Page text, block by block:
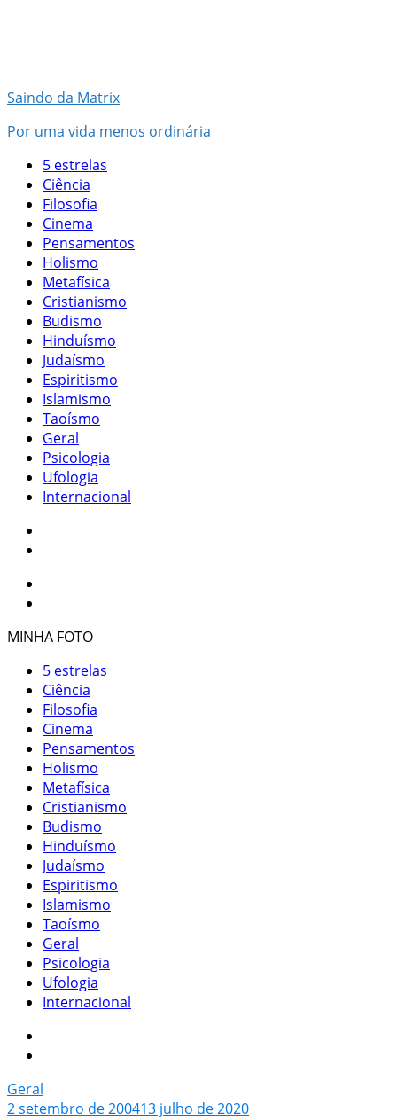
Saindo da Matrix
Por uma vida menos ordinária
5 estrelas
Ciência
Filosofia
Cinema
Pensamentos
Holismo
Metafísica
Cristianismo
Budismo
Hinduísmo
Judaísmo
Espiritismo
Islamismo
Taoísmo
Geral
Psicologia
Ufologia
Internacional
MINHA FOTO
5 estrelas
Ciência
Filosofia
Cinema
Pensamentos
Holismo
Metafísica
Cristianismo
Budismo
Hinduísmo
Judaísmo
Espiritismo
Islamismo
Taoísmo
Geral
Psicologia
Ufologia
Internacional
Geral
2 setembro de 200413 julho de 2020